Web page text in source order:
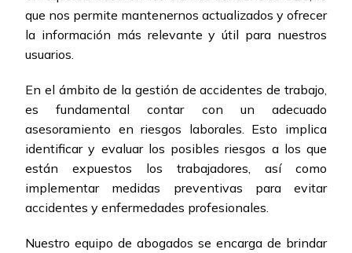
que nos permite mantenernos actualizados y ofrecer
la información más relevante y útil para nuestros
usuarios.
En el ámbito de la gestión de accidentes de trabajo,
es fundamental contar con un adecuado
asesoramiento en riesgos laborales. Esto implica
identificar y evaluar los posibles riesgos a los que
están expuestos los trabajadores, así como
implementar medidas preventivas para evitar
accidentes y enfermedades profesionales.
Nuestro equipo de abogados se encarga de brindar